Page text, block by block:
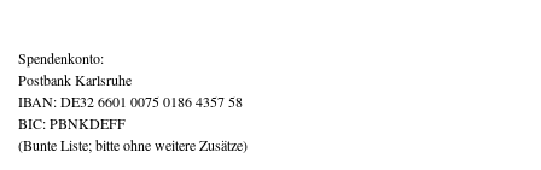
Spendenkonto:
Postbank Karlsruhe
IBAN: DE32 6601 0075 0186 4357 58
BIC: PBNKDEFF
(Bunte Liste; bitte ohne weitere Zusätze)